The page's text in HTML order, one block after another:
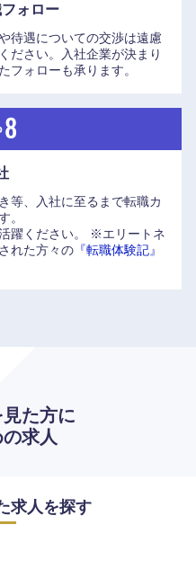
ォロー
待遇についての交渉は遠慮
ださい。入社企業が決まり
フォローも承ります。
等、入社に至るまで転職カ
。
躍ください。
※エリートネ
れた方々の 『転職体験記』
た方に
求人
求人を探す
宮崎県